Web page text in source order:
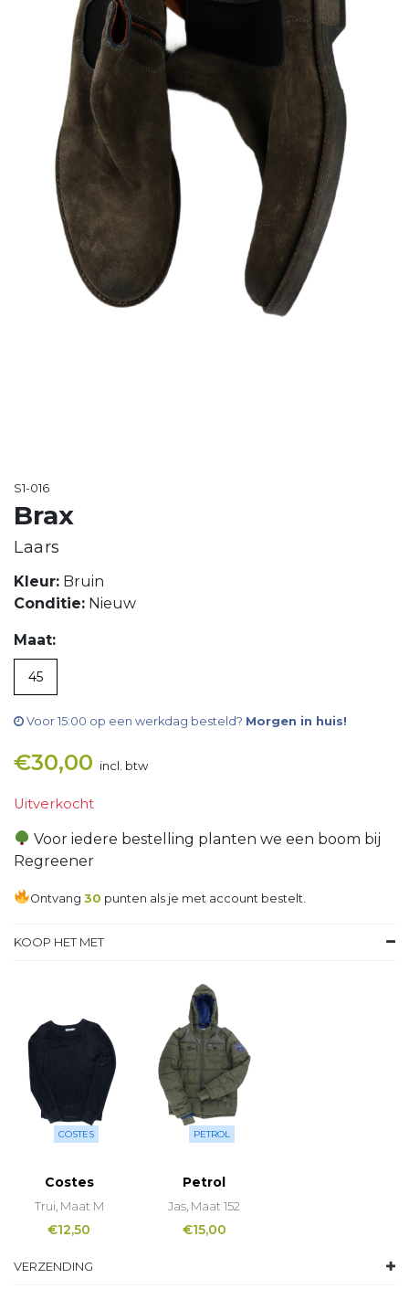
S1-016
Brax
Laars
Kleur: Bruin
Conditie: Nieuw
Maat:
45
Voor 15:00 op een werkdag besteld? Morgen in huis!
€30,00 incl. btw
Uitverkocht
Voor iedere bestelling planten we een boom bij
Regreener
Ontvang30 punten als je met account bestelt.
KOOP HET MET
COSTES
Costes
Trui, Maat M
€12,50
PETROL
Petrol
Jas, Maat 152
€15,00
VERZENDING